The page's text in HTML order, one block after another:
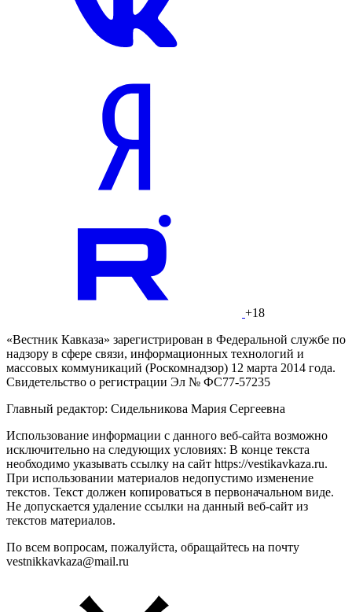
+18
«Вестник Кавказа» зарегистрирован в Федеральной службе по
надзору в сфере связи, информационных технологий и
массовых коммуникаций (Роскомнадзор) 12 марта 2014 года.
Свидетельство о регистрации Эл № ФС77-57235
Главный редактор: Сидельникова Мария Сергеевна
Использование информации с данного веб-сайта возможно
исключительно на следующих условиях: В конце текста
необходимо указывать ссылку на сайт https://vestikavkaza.ru.
При использовании материалов недопустимо изменение
текстов. Текст должен копироваться в первоначальном виде.
Не допускается удаление ссылки на данный веб-сайт из
текстов материалов.
По всем вопросам, пожалуйста, обращайтесь на почту
vestnikkavkaza@mail.ru